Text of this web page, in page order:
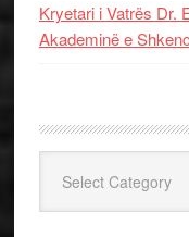
Kryetari i Vatrës Dr.
Akademinë e